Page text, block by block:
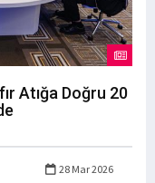
Atığa Doğru 20
28 Mar 2026